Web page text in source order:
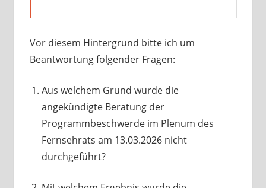
Vor diesem Hintergrund bitte ich um
Beantwortung folgender Fragen:
Aus welchem Grund wurde die
angekündigte Beratung der
Programmbeschwerde im Plenum des
Fernsehrats am 13.03.2026 nicht
durchgeführt?